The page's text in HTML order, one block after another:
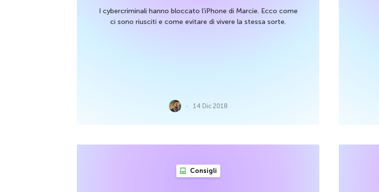
I cybercriminali hanno bloccato l’iPhone di Marcie. Ecco come
ci sono riusciti e come evitare di vivere la stessa sorte.
14 Dic 2018
Consigli